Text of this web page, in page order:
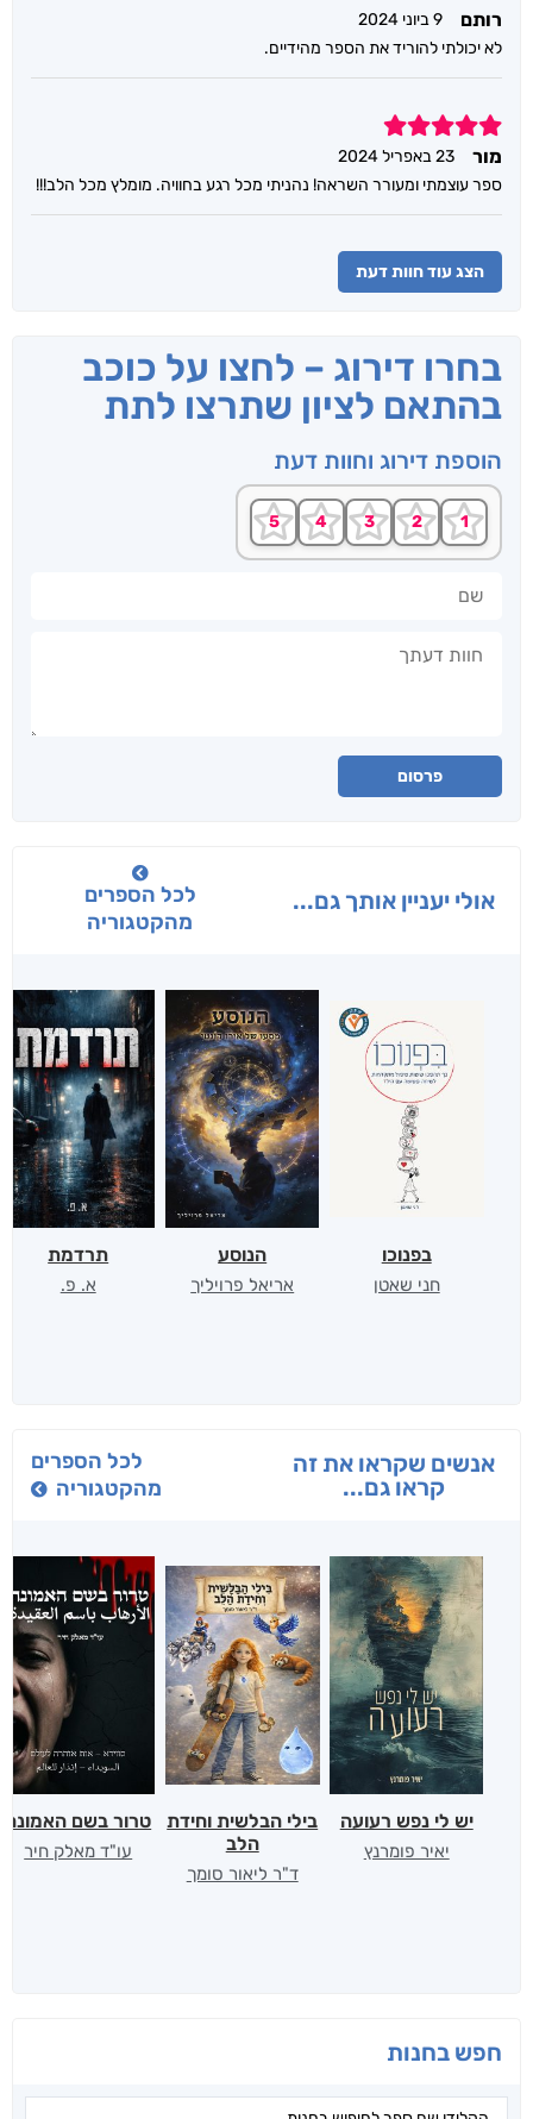
חפש בחנות
רותם
9 ביוני 2024
לא יכולתי להוריד את הספר מהידיים.
5
מור
23 באפריל 2024
ספר עוצמתי ומעורר השראה! נהניתי מכל רגע בחוויה. מומלץ מכל הלב!!!
הצג עוד חוות דעת
בחרו דירוג – לחצו על כוכב
בהתאם לציון שתרצו לתת
הוספת דירוג וחוות דעת
פרסום
אולי יעניין אותך גם...
לכל הספרים
מהקטגוריה
בפנוכו
חני שאטן
הנוסע
אריאל פרויליך
תרדמת
א. פ.
אנשים שקראו את זה
קראו גם...
לכל הספרים
מהקטגוריה
יש לי נפש רעועה
יאיר פומרנץ
בילי הבלשית וחידת
הלב
ד"ר ליאור סומך
טרור בשם האמונה
עו"ד מאלק חיר